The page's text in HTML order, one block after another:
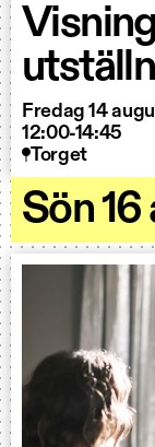
Fredag 14
12:00-14:45
Torget
Sön 16